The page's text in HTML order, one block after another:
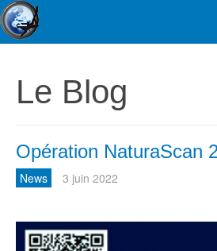
Le Blog
Opération NaturaScan
News 3 juin 2022